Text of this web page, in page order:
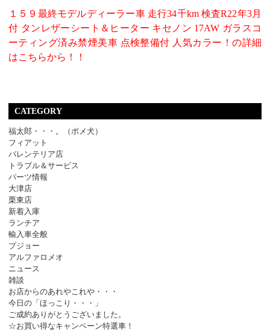
１５９最終モデルディーラー車 走行34千km 検査R22年3月
付 タンレザーシート＆ヒーター キセノン 17AW ガラスコ
ーティング済み禁煙美車 点検整備付 人気カラー！の詳細
はこちらから！！
CATEGORY
福太郎・・・。（ポメ犬）
フィアット
バレンテリア店
トラブル＆サービス
パーツ情報
大津店
栗東店
新着入庫
ランチア
輸入車全般
プジョー
アルファロメオ
ニュース
雑談
お店からのあれやこれや・・・
今日の「ほっこり・・・」
ご成約ありがとうございました。
☆お買い得なキャンペーン特選車！